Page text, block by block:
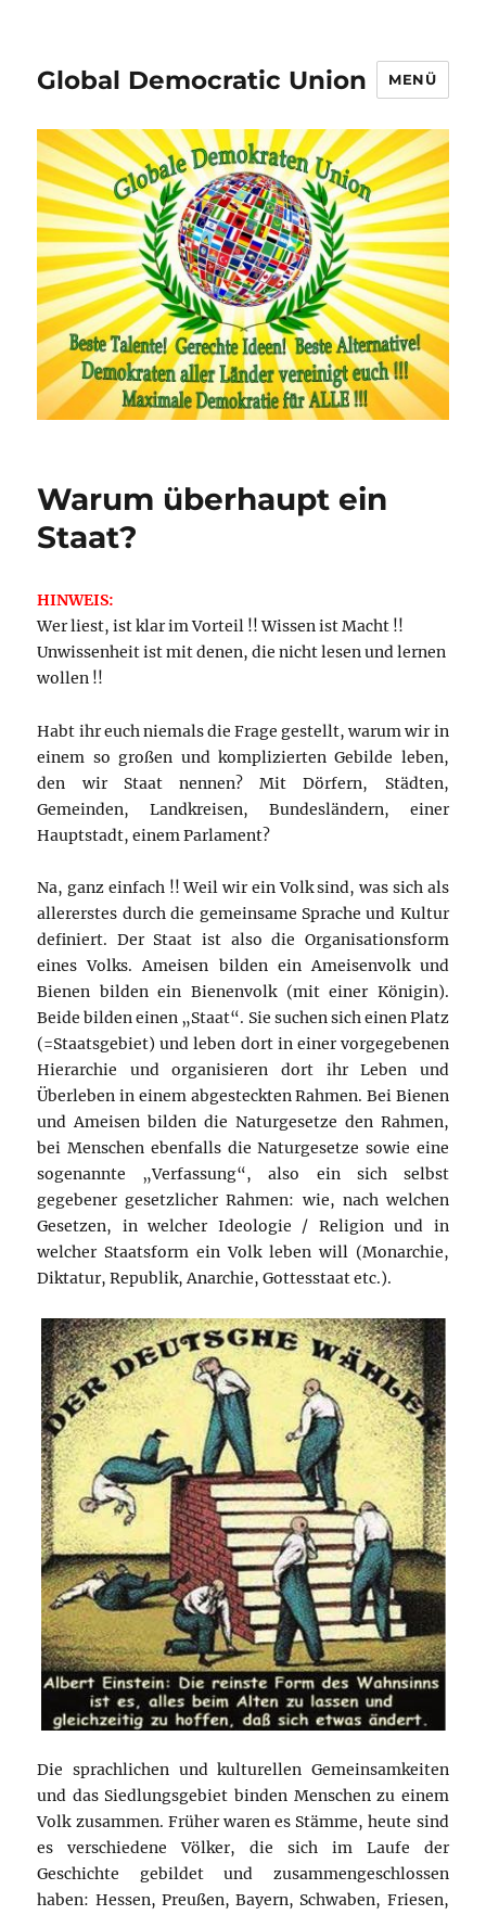
Global Democratic Union MENÜ
Warum überhaupt ein
Staat?
HINWEIS:
Wer liest, ist klar im Vorteil !! Wissen ist Macht !!
Unwissenheit ist mit denen, die nicht lesen und lernen
wollen !!
Habt ihr euch niemals die Frage gestellt, warum wir in
einem so großen und komplizierten Gebilde leben,
den wir Staat nennen? Mit Dörfern, Städten,
Gemeinden, Landkreisen, Bundesländern, einer
Hauptstadt, einem Parlament?
Na, ganz einfach !! Weil wir ein Volk sind, was sich als
allererstes durch die gemeinsame Sprache und Kultur
definiert. Der Staat ist also die Organisationsform
eines Volks. Ameisen bilden ein Ameisenvolk und
Bienen bilden ein Bienenvolk (mit einer Königin).
Beide bilden einen „Staat“. Sie suchen sich einen Platz
(=Staatsgebiet) und leben dort in einer vorgegebenen
Hierarchie und organisieren dort ihr Leben und
Überleben in einem abgesteckten Rahmen. Bei Bienen
und Ameisen bilden die Naturgesetze den Rahmen,
bei Menschen ebenfalls die Naturgesetze sowie eine
sogenannte „Verfassung“, also ein sich selbst
gegebener gesetzlicher Rahmen: wie, nach welchen
Gesetzen, in welcher Ideologie / Religion und in
welcher Staatsform ein Volk leben will (Monarchie,
Diktatur, Republik, Anarchie, Gottesstaat etc.).
Die sprachlichen und kulturellen Gemeinsamkeiten
und das Siedlungsgebiet binden Menschen zu einem
Volk zusammen. Früher waren es Stämme, heute sind
es verschiedene Völker, die sich im Laufe der
Geschichte gebildet und zusammengeschlossen
haben: Hessen, Preußen, Bayern, Schwaben, Friesen,